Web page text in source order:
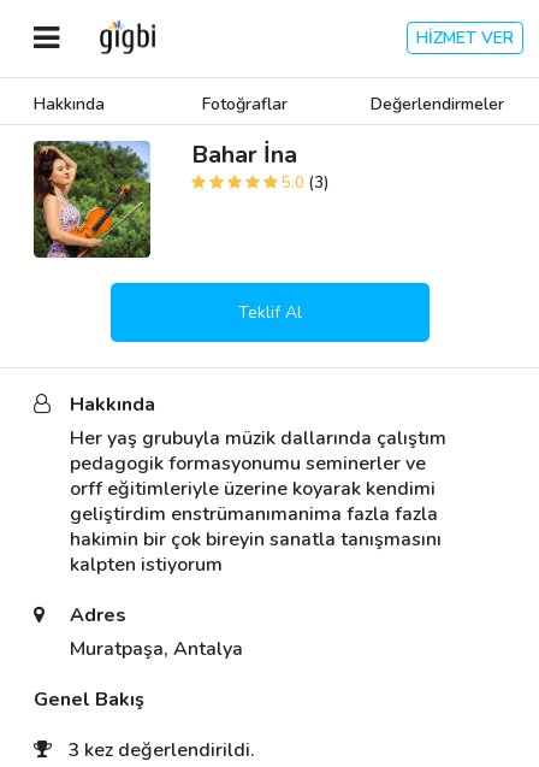
HİZMET VER
Anasayfa
Giriş Yap
Kayıt Ol
🎈 Biz Kimiz?
Nasıl Çalışır?
Müşteri Değerlendirmeleri
Destek
Hakkında Fotoğraflar Değerlendirmeler
Bahar İna
5.0 (3)
Teklif Al
Hakkında
Her yaş grubuyla müzik dallarında çalıştım
pedagogik formasyonumu seminerler ve
orff eğitimleriyle üzerine koyarak kendimi
geliştirdim enstrümanımanima fazla fazla
hakimin bir çok bireyin sanatla tanışmasını
kalpten istiyorum
Adres
Muratpaşa, Antalya
Genel Bakış
3 kez değerlendirildi.